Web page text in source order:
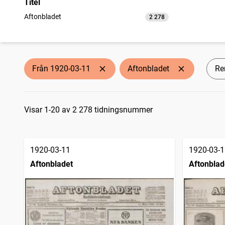
Titel
Aftonbladet 2 278
träffar
Från 1920-03-11 Aftonbladet
Sökresultat
Visar 1-20 av 2 278 tidningsnummer
1920-03-11
Aftonbladet
1920-03-